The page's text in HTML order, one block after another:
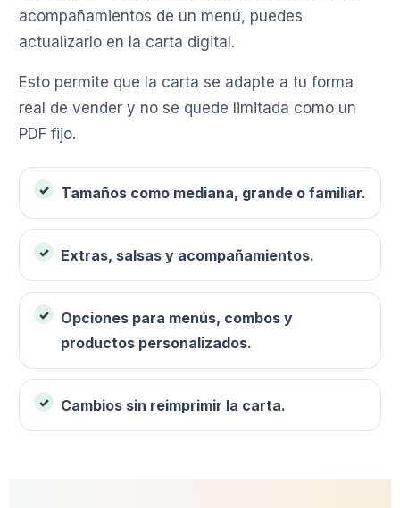
acompañamientos de un menú, puedes
actualizarlo en la carta digital.
Esto permite que la carta se adapte a tu forma
real de vender y no se quede limitada como un
PDF fijo.
Tamaños como mediana, grande o familiar.
Extras, salsas y acompañamientos.
Opciones para menús, combos y
productos personalizados.
Cambios sin reimprimir la carta.